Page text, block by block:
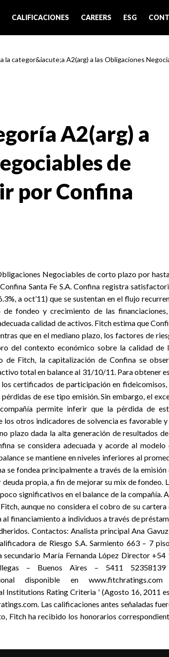
CALIFICACIONES CAREERS ESG
la categor&iacute;a A2(arg) a las Obligaciones
A2(arg) a
de
por Confina
Negociables de corto plazo por
Santa Fe S.A. Confina registra
a oct’11) que se sustentan en el flujo
fondeo y crecimiento de las
calidad de activos. Fitch estima que
que en el mediano plazo, los factores de
del contexto económico sobre la calidad de
Fitch, la capitalización de Confina se
total en balance al 31/10/11. Para obtener
certificados de participación en fideicomisos,
de ese tipo emisión. Sin embargo, el
permite inferir que la pérdida de
otros indicadores de solvencia es favorable y
plazo dada la alta generación de resultados
se considera adecuada y acorde al modelo
se mantiene en niveles inferiores al
se fondea principalmente a través de la emisión
propia, a fin de mejorar su mix de fondeo.
significativos en el balance de la compañía.
aunque no considera el cobro de su cartera
al financiamiento a individuos a través de
Contactos: Analista principal Ana
de Riesgo S.A. Sarmiento 663 – 7
María Fernanda López Director +54
– Buenos Aires – 5411
disponible en
Institutions Rating Criteria ' (Agosto 16, 2011
Las calificaciones antes señaladas
Fitch ha recibido los honorarios